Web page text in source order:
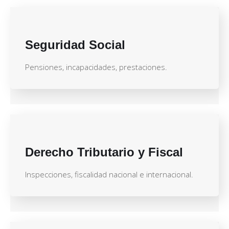
Seguridad Social
Pensiones, incapacidades, prestaciones.
Derecho Tributario y Fiscal
Inspecciones, fiscalidad nacional e internacional.